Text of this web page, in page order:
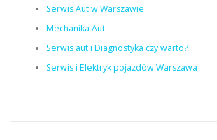
Serwis Aut w Warszawie
Mechanika Aut
Serwis aut i Diagnostyka czy warto?
Serwis i Elektryk pojazdów Warszawa